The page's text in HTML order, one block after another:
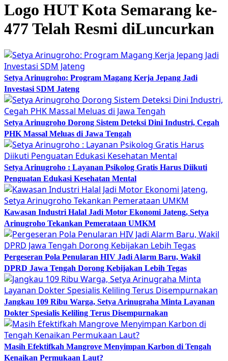
Logo HUT Kota Semarang ke-
477 Telah Resmi diLuncurkan
Setya Arinugroho: Program Magang Kerja Jepang Jadi
Investasi SDM Jateng
Setya Arinugroho Dorong Sistem Deteksi Dini Industri, Cegah
PHK Massal Meluas di Jawa Tengah
Setya Arinugroho : Layanan Psikolog Gratis Harus Diikuti
Penguatan Edukasi Kesehatan Mental
Kawasan Industri Halal Jadi Motor Ekonomi Jateng, Setya
Arinugroho Tekankan Pemerataan UMKM
Pergeseran Pola Penularan HIV Jadi Alarm Baru, Wakil
DPRD Jawa Tengah Dorong Kebijakan Lebih Tegas
Jangkau 109 Ribu Warga, Setya Arinugraha Minta Layanan
Dokter Spesialis Keliling Terus Disempurnakan
Masih Efektifkah Mangrove Menyimpan Karbon di Tengah
Kenaikan Permukaan Laut?